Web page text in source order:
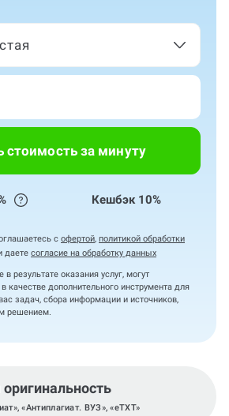
стоимость за минуту
Кешбэк 10%
с офертой, политикой обработки
даете согласие на обработку данных
результате оказания услуг, могут
качестве дополнительного инструмента для
задач, сбора информации и источников,
решением.
«Антиплагиат. ВУЗ», «eTXT»